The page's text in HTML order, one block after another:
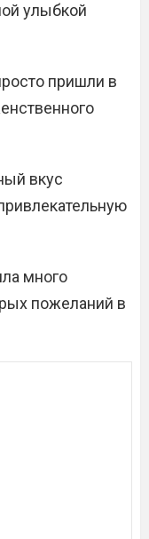
улыбкой
пришли в
вкус
много
пожеланий в